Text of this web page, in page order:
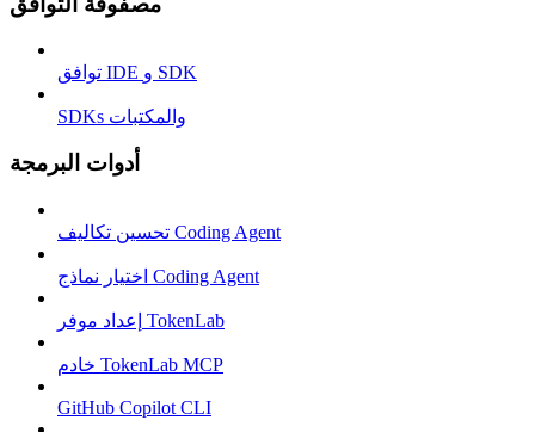
توافق IDE و SDK
SDKs والمكتبات
أدوات البرمجة
تحسين تكاليف Coding Agent
اختيار نماذج Coding Agent
إعداد موفر TokenLab
خادم TokenLab MCP
GitHub Copilot CLI